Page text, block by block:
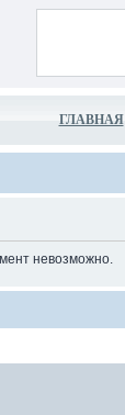
ГЛАВНАЯ
невозможно.